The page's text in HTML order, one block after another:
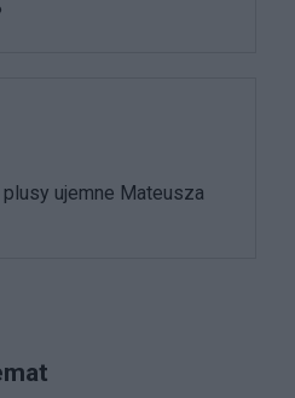
plusy ujemne Mateusza